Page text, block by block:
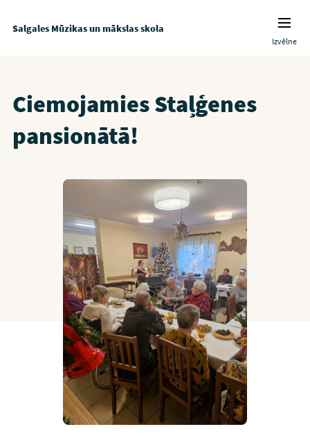
Salgales Mūzikas un mākslas skola
Izvēlne
Ciemojamies Staļģenes
pansionātā!